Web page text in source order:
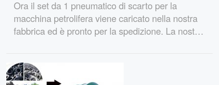
Ora il set da 1 pneumatico di scarto per la
macchina petrolifera viene caricato nella nostra
fabbrica ed è pronto per la spedizione. La nostra
plastica in olio combustibile attraverso la pirolisi.
Anche la sicurezza e l'affidabilità del nostro